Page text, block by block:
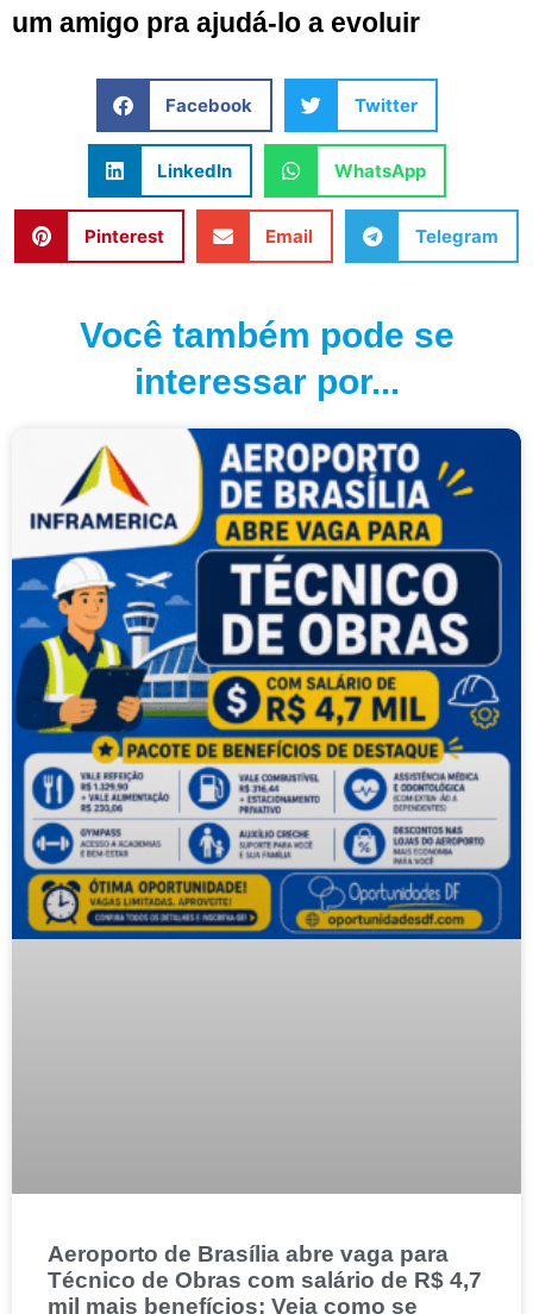
um amigo pra ajudá-lo a evoluir
Facebook Twitter
LinkedIn WhatsApp
Pinterest Email Telegram
Você também pode se
interessar por...
Aeroporto de Brasília abre vaga para
Técnico de Obras com salário de R$ 4,7
mil mais benefícios; Veja como se